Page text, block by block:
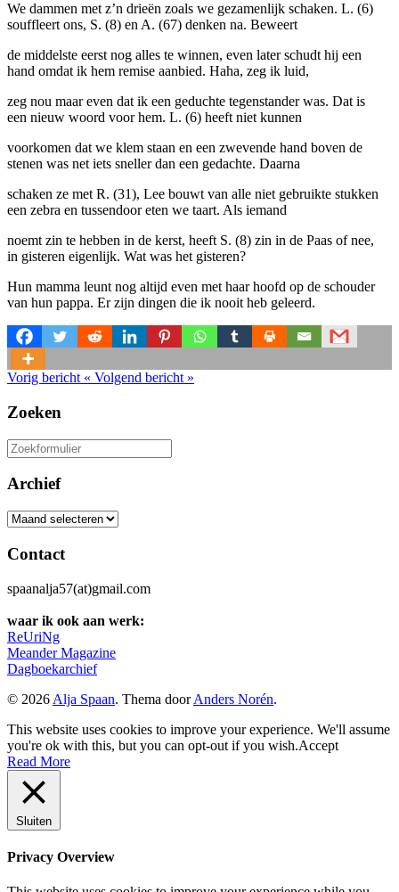
We dammen met z’n drieën zoals we gezamenlijk schaken. L. (6)
souffleert ons, S. (8) en A. (67) denken na. Beweert
de middelste eerst nog alles te winnen, even later schudt hij een
hand omdat ik hem remise aanbied. Haha, zeg ik luid,
zeg nou maar even dat ik een geduchte tegenstander was. Dat is
een nieuw woord voor hem. L. (6) heeft niet kunnen
voorkomen dat we klem staan en een zwevende hand boven de
stenen was net iets sneller dan een gedachte. Daarna
schaken ze met R. (31), Lee bouwt van alle niet gebruikte stukken
een zebra en tussendoor eten we taart. Als iemand
noemt zin te hebben in de kerst, heeft S. (8) zin in de Paas of nee,
in gisteren eigenlijk. Wat was het gisteren?
Hun mamma leunt nog altijd even met haar hoofd op de schouder
van hun pappa. Er zijn dingen die ik nooit heb geleerd.
Vorig bericht « Volgend bericht »
Zoeken
Zoeken
naar:
Archief
Archief
Contact
spaanalja57(at)gmail.com
waar ik ook aan werk:
ReUriNg
Meander Magazine
Dagboekarchief
© 2026 Alja Spaan. Thema doorAnders Norén.
This website uses cookies to improve your experience. We'll assume
you're ok with this, but you can opt-out if you wish.Accept
Read More
Sluiten
Privacy Overview